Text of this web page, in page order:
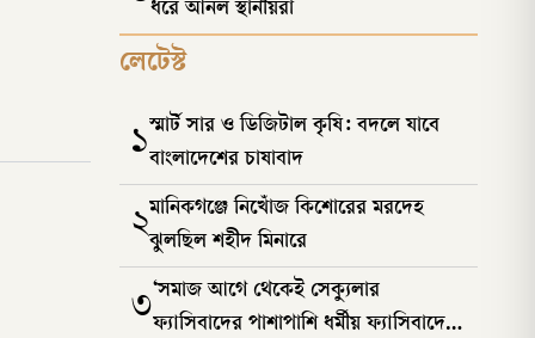
ধরে আনল স্থানীয়রা
লেটেস্ট
১স্মার্ট সার ও ডিজিটাল কৃষি: বদলে যাবে
বাংলাদেশের চাষাবাদ
২মানিকগঞ্জে নিখোঁজ কিশোরের মরদেহ
ঝুলছিল শহীদ মিনারে
৩‘সমাজ আগে থেকেই সেক্যুলার
ফ্যাসিবাদের পাশাপাশি ধর্মীয় ফ্যাসিবাদের